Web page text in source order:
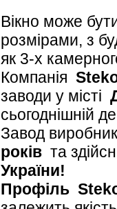
Вікно може
розмірами, з
як 3-х
Компанія
заводи у місті
сьогоднішній
Завод
років та
України!
Профіль